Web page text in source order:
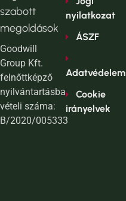
szabott
megoldások
Goodwill
Group Kft.
felnőttképző
nyilvántartásba
vételi száma:
B/2020/005333
nyilatkozat
ÁSZF
Adatvédelem
Cookie
irányelvek